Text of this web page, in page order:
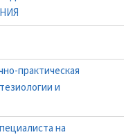
практическая
и
на